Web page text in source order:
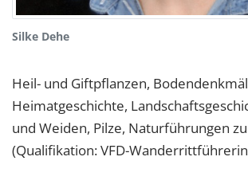
Silke Dehe
Heil- und Giftpflanzen,
Heimatgeschichte,
und Weiden, Pilze, Naturführungen
(Qualifikation: VFD-